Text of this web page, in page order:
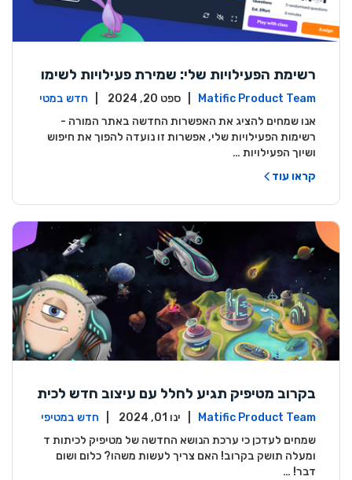
רשימת הפעילויות שלי: שמירת פעילויות לשימו
ש במועד מאוחר יותר
Matific Product Team
חדש במטי
אנו שמחים להציג את האפשרות החדשה באתר המורה -
רשימות הפעילויות שלי, אפשרות זו נועדה להפוך את חיפוש
ושיוך הפעילויות …
קראו עוד
בקרוב מטיפיק תגיע לחלל עם עיצוב חדש לכית
ות ד ומעלה!
Matific Product Team
חדש במטיפי
שמחים לעדכן כי ערכת הנושא החדשה של מטיפיק לכיתות ד
ומעלה תושק בקרוב! האם צריך לעשות משהו? כלום ושום
דבר! …